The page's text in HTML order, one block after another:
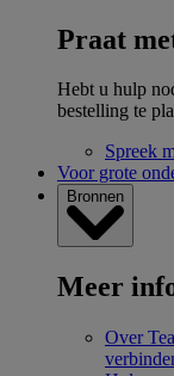
Praat
Hebt u hulp
bestelling te
Spreek
Voor grote
Bronnen
Meer
Over